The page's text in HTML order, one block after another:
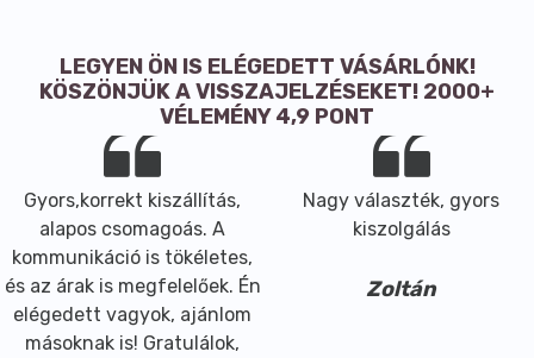
Étrendünkbe való beillesztése többféle módon is
lehetséges:
A nyers, egész mag főzve, enyhén fűszerezve a
tésztában 5-10, egyéb esetekben 10-50%-ban
helyettesítheti a búzalisztet.
LEGYEN ÖN IS ELÉGEDETT VÁSÁRLÓNK!
KÖSZÖNJÜK A VISSZAJELZÉSEKET! 2000+
VÉLEMÉNY 4,9 PONT
Gyors,korrekt kiszállítás,
alapos csomagoás. A
kommunikáció is tökéletes,
és az árak is megfelelőek. Én
elégedett vagyok, ajánlom
másoknak is! Gratulálok,
Nagy választék, gyors
kiszolgálás
Zoltán